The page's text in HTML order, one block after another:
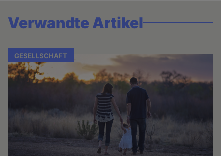
Verwandte Artikel
GESELLSCHAFT